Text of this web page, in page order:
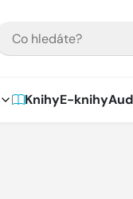
KnihyE-knihy